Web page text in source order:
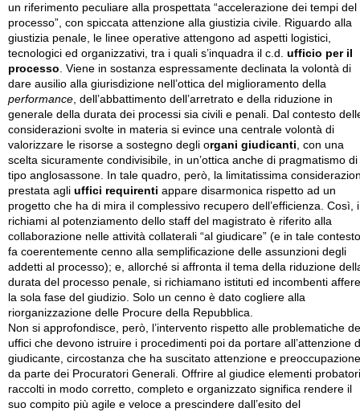
un riferimento peculiare alla prospettata “accelerazione dei tempi del
processo”, con spiccata attenzione alla giustizia civile. Riguardo alla
giustizia penale, le linee operative attengono ad aspetti logistici,
tecnologici ed organizzativi, tra i quali s’inquadra il c.d. ufficio per il
processo . Viene in sostanza espressamente declinata la volontà di
dare ausilio alla giurisdizione nell’ottica del miglioramento della
performance , dell’abbattimento dell’arretrato e della riduzione in
generale della durata dei processi sia civili e penali. Dal contesto
considerazioni svolte in materia si evince una centrale volontà di
valorizzare le risorse a sostegno degli organi giudicanti , con una
scelta sicuramente condivisibile, in un’ottica anche di pragmatismo di
tipo anglosassone. In tale quadro, però, la limitatissima
prestata agli uffici requirenti appare disarmonica rispetto ad un
progetto che ha di mira il complessivo recupero dell’efficienza. Così, i
richiami al potenziamento dello staff del magistrato è riferito alla
collaborazione nelle attività collaterali “al giudicare” (e in tale
fa coerentemente cenno alla semplificazione delle assunzioni degli
addetti al processo); e, allorché si affronta il tema della riduzione
durata del processo penale, si richiamano istituti ed incombenti
la sola fase del giudizio. Solo un cenno è dato cogliere alla
riorganizzazione delle Procure della Repubblica.
Non si approfondisce, però, l’intervento rispetto alle problematiche
uffici che devono istruire i procedimenti poi da portare all’attenzione
giudicante, circostanza che ha suscitato attenzione e preoccupazione
da parte dei Procuratori Generali. Offrire al giudice elementi probatori
raccolti in modo corretto, completo e organizzato significa rendere il
suo compito più agile e veloce a prescindere dall’esito del